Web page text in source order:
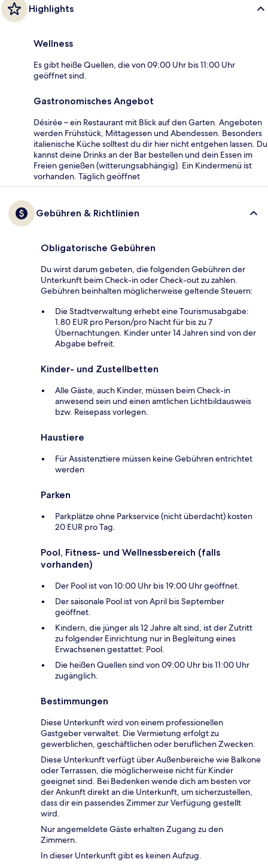
Highlights
Wellness
Es gibt heiße Quellen, die von 09:00 Uhr bis 11:00 Uhr
geöffnet sind.
Gastronomisches Angebot
Désirée – ein Restaurant mit Blick auf den Garten. Angeboten
werden Frühstück, Mittagessen und Abendessen. Besonders
italienische Küche solltest du dir hier nicht entgehen lassen. Du
kannst deine Drinks an der Bar bestellen und dein Essen im
Freien genießen (witterungsabhängig). Ein Kindermenü ist
vorhanden. Täglich geöffnet
Gebühren & Richtlinien
Obligatorische Gebühren
Du wirst darum gebeten, die folgenden Gebühren der
Unterkunft beim Check-in oder Check-out zu zahlen.
Gebühren beinhalten möglicherweise geltende Steuern:
Die Stadtverwaltung erhebt eine Tourismusabgabe:
1.80 EUR pro Person/pro Nacht für bis zu 7
Übernachtungen. Kinder unter 14 Jahren sind von der
Abgabe befreit.
Kinder- und Zustellbetten
Alle Gäste, auch Kinder, müssen beim Check-in
anwesend sein und einen amtlichen Lichtbildausweis
bzw. Reisepass vorlegen.
Haustiere
Für Assistenztiere müssen keine Gebühren entrichtet
werden
Parken
Parkplätze ohne Parkservice (nicht überdacht) kosten
20 EUR pro Tag.
Pool, Fitness- und Wellnessbereich (falls
vorhanden)
Der Pool ist von 10:00 Uhr bis 19:00 Uhr geöffnet.
Der saisonale Pool ist von April bis September
geöffnet.
Kindern, die jünger als 12 Jahre alt sind, ist der Zutritt
zu folgender Einrichtung nur in Begleitung eines
Erwachsenen gestattet: Pool.
Die heißen Quellen sind von 09:00 Uhr bis 11:00 Uhr
zugänglich.
Bestimmungen
Diese Unterkunft wird von einem professionellen
Gastgeber verwaltet. Die Vermietung erfolgt zu
gewerblichen, geschäftlichen oder beruflichen Zwecken.
Diese Unterkunft verfügt über Außenbereiche wie Balkone
oder Terrassen, die möglicherweise nicht für Kinder
geeignet sind. Bei Bedenken wende dich am besten vor
der Ankunft direkt an die Unterkunft, um sicherzustellen,
dass dir ein passendes Zimmer zur Verfügung gestellt
wird.
Nur angemeldete Gäste erhalten Zugang zu den
Zimmern.
In dieser Unterkunft gibt es keinen Aufzug.